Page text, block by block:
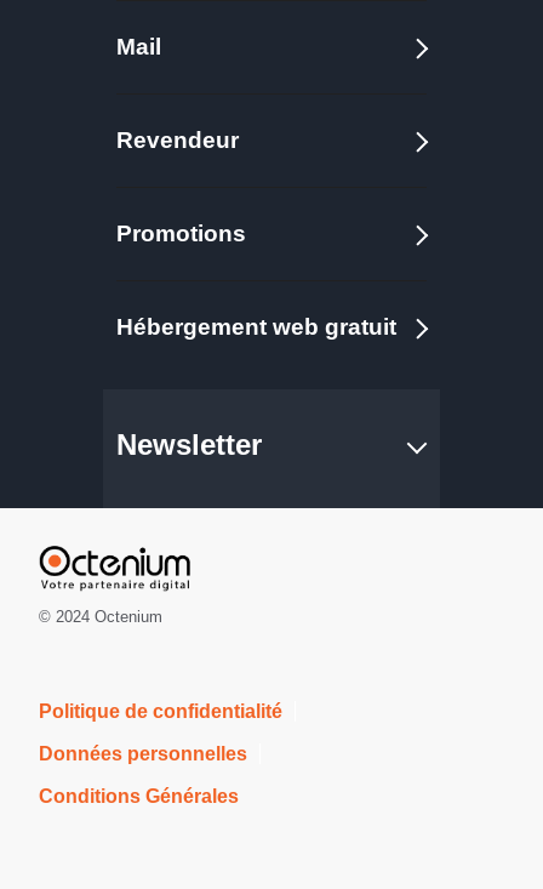
Mail
Revendeur
Promotions
Hébergement web gratuit
Newsletter
© 2024 Octenium
Politique de confidentialité
Données personnelles
Conditions Générales